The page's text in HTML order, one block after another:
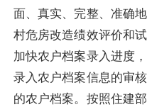
面、真实、完整、准确
村危房改造绩效评价和
加快农户档案录入进度
录入农户档案信息的审
的农户档案。按照住建